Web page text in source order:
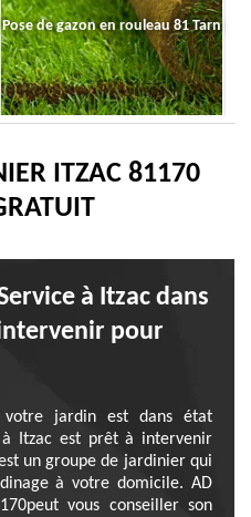
Pose de gazon en rouleau 81 Tarn
ITZAC 81170
à Itzac dans
pour
votre jardin est dans état
à Itzac est prêt à intervenir
un groupe de jardinier qui
à votre domicile. AD
vous conseiller son